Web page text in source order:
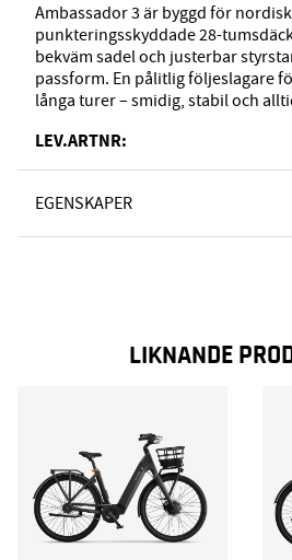
Ambassador 3 är byggd för
punkteringsskyddade 28-
bekväm sadel och justerbar
passform. En pålitlig följeslagare
långa turer – smidig, stabil och
LEV.ARTNR:
EGENSKAPER
LIKNANDE